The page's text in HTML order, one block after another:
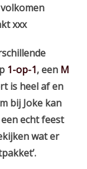
xxx
1-op-1, een M
is heel af en
bij Joke kan
echt feest
wat er